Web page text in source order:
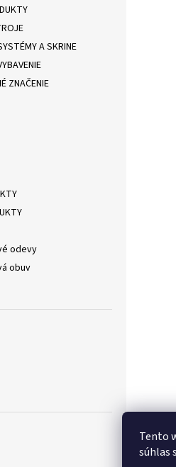
Tento
súhlas
A SKRINE
ZNAČENIE
odevy
obuv